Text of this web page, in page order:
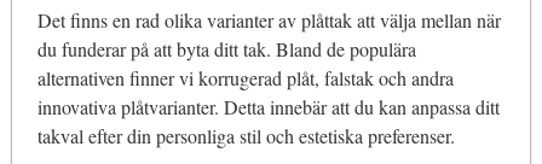
Det finns en rad olika varianter av plåttak att välja mellan när
du funderar på att byta ditt tak. Bland de populära
alternativen finner vi korrugerad plåt, falstak och andra
innovativa plåtvarianter. Detta innebär att du kan anpassa ditt
takval efter din personliga stil och estetiska preferenser.